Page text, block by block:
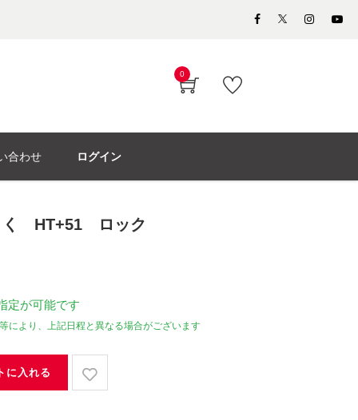
0
合わせ ログイン
く HT+51 ロック
定が可能です
により、上記日程と異なる場合がございます
に入れる